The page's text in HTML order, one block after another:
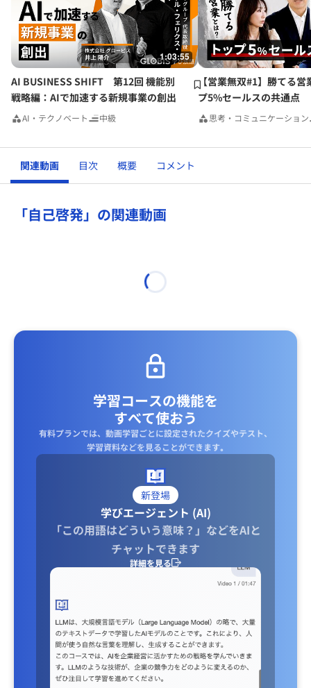
1:03:55
AI BUSINESS SHIFT 第12回 機能別
戦略編：AIで加速する新規事業の創出
AI・テクノベート 中級
【営業無双#1】勝てる営
プ5%セールスの共通点
思考・コミュニケーション
関連動画 目次 概要 コメント
「自己啓発」の関連動画
学習コースの機能を
すべて使おう
有料プランでは、動画学習ごとに設定されたクイズやテスト、
学習資料などを見ることができます｡
新登場
学びエージェント (AI)
「この用語はどういう意味？」などをAIと
チャットできます
詳細を見る